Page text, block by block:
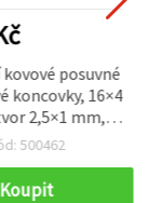
posuvné
koncovky, 16×4
2,5×1 mm,
barva – 20 ks
500462
Koupit